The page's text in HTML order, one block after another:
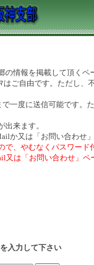
の情報を掲載して頂くペ
ご自由です。ただし、
一度に送信可能です。
来ます。
か又は「お問い合わせ
、やむなくパスワード
又は「お問い合わせ」ペ
入力して下さい